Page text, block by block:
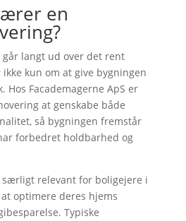
en
går langt ud over det rent
kun om at give bygningen
Hos Facademagerne ApS er
at genskabe både
så bygningen fremstår
forbedret holdbarhed og
særligt relevant for boligejere i
optimere deres hjems
Typiske